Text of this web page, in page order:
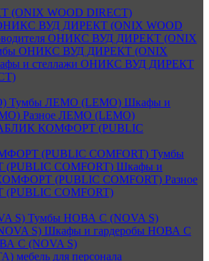
WOOD DIRECT)
ОНИКС ВУД ДИРЕКТ (ONIX WOOD
ОНИКС ВУД ДИРЕКТ (ONIX
ОНИКС ВУД ДИРЕКТ (ONIX
и стеллажи ОНИКС ВУД ДИРЕКТ
Тумбы ЛЕМО (LEMO) Шкафы и
Разное ЛЕМО (LEMO)
КОМФОРТ (PUBLIC
(PUBLIC COMFORT) Тумбы
COMFORT) Шкафы и
(PUBLIC COMFORT) Разное
COMFORT)
S) Тумбы НОВА С (NOVA S)
S) Шкафы и гардеробы НОВА С
С (NOVA S)
для персонала